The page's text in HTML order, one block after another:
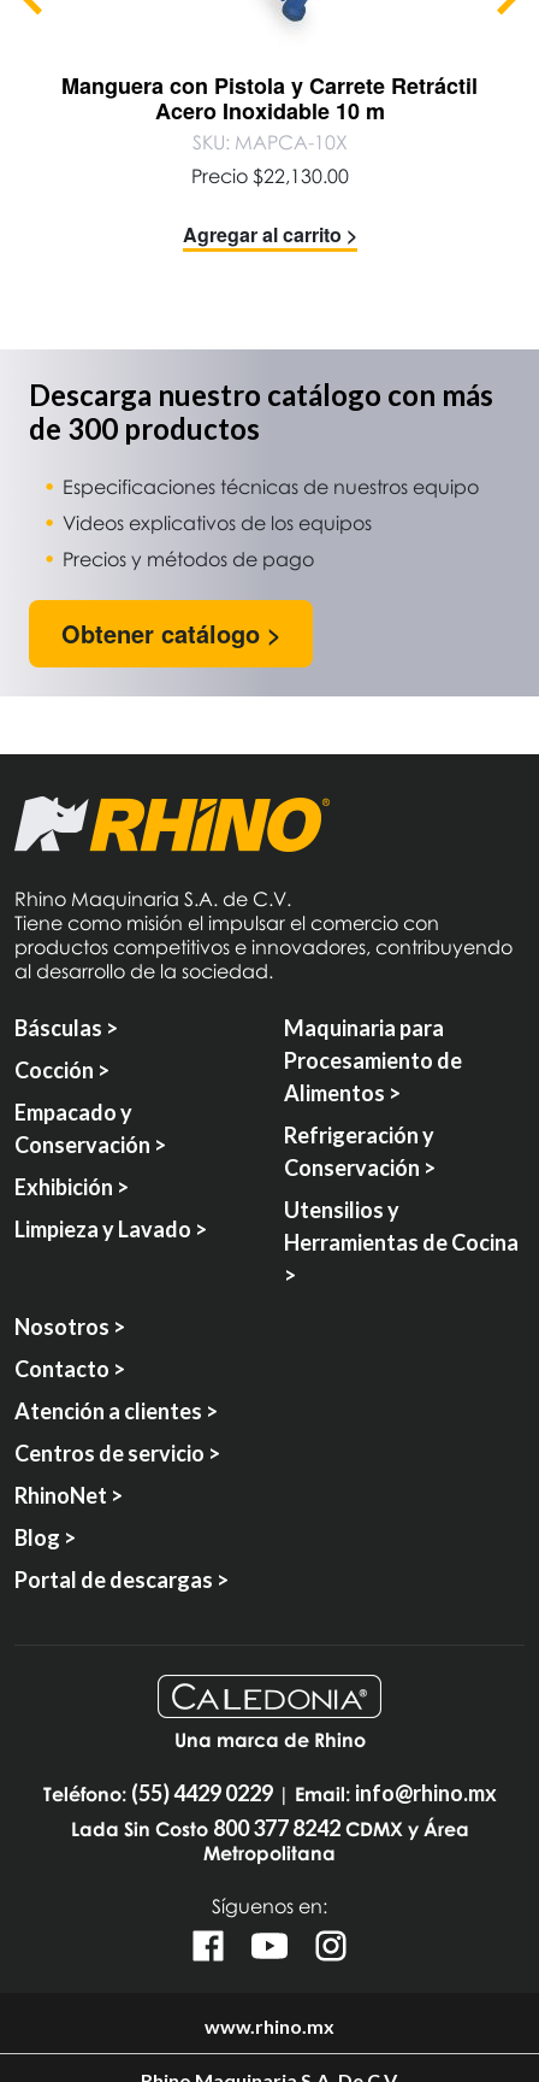
Manguera con Pistola y Carrete Retráctil
Acero Inoxidable 10 m
SKU: MAPCA-10X
Precio $22,130.00
Agregar al carrito >
Descarga nuestro catálogo con más
de 300 productos
Especificaciones técnicas de nuestros equipo
Videos explicativos de los equipos
Precios y métodos de pago
Obtener catálogo >
Rhino Maquinaria S.A. de C.V.
Tiene como misión el impulsar el comercio con
productos competitivos e innovadores, contribuyendo
al desarrollo de la sociedad.
Básculas >
Cocción >
Empacado y
Conservación >
Exhibición >
Limpieza y Lavado >
Maquinaria para
Procesamiento de
Alimentos >
Refrigeración y
Conservación >
Utensilios y
Herramientas de Cocina
>
Nosotros >
Contacto >
Atención a clientes >
Centros de servicio >
RhinoNet >
Blog >
Portal de descargas >
Una marca de Rhino
Teléfono: (55) 4429 0229| Email: info@rhino.mx
Lada Sin Costo 800 377 8242CDMX y Área
Metropolitana
Síguenos en:
www.rhino.mx